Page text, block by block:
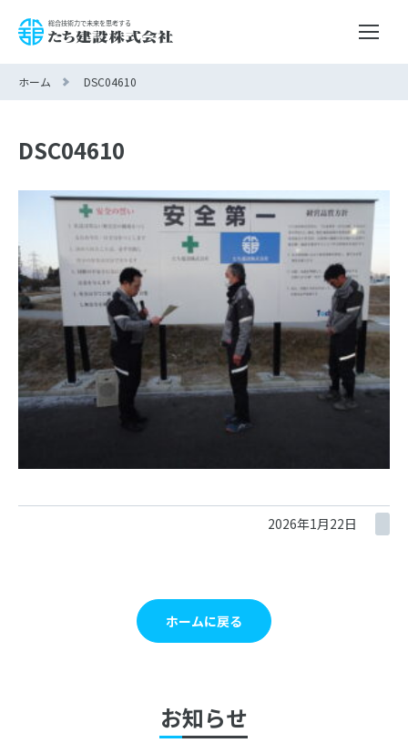
ホーム DSC04610
DSC04610
2026年1月22日
ホームに戻る
お知らせ